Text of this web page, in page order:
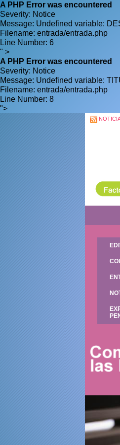
A PHP Error was encountered
Severity: Notice
Message: Undefined variable:
Filename: entrada/entrada.php
Line Number: 6
" >
A PHP Error was encountered
Severity: Notice
Message: Undefined variable:
Filename: entrada/entrada.php
Line Number: 8
">